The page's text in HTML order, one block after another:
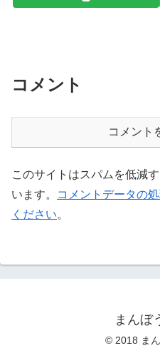
コメント
コメント
このサイトはスパムを低減
います。
コメントデータの
ください。
まんぼ
© 2018 ま